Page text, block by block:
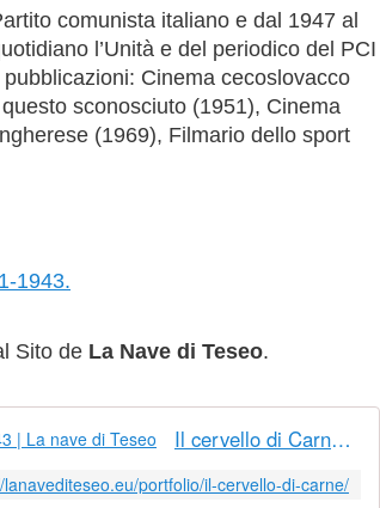
comunista italiano e dal 1947 al
l’Unità e del periodico del PCI
Cinema cecoslovacco
sconosciuto (1951), Cinema
(1969), Filmario dello sport
1943.
Sito de La Nave di Teseo.
Il cervello di Carné. Letterario 1941-1943 | La nave di Teseo
lanavediteseo.eu/portfolio/il-cervello-di-carne/